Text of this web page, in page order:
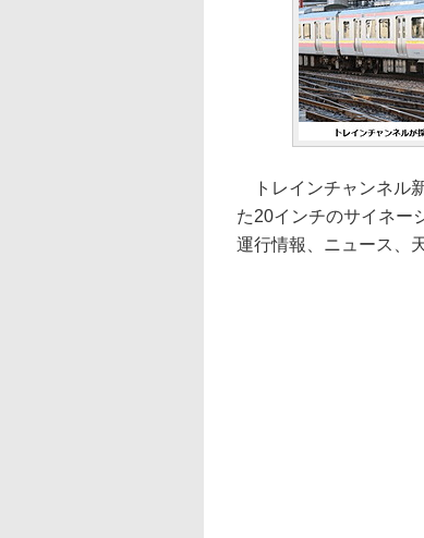
トレインチャンネル
た20インチのサイネー
運行情報、ニュース、